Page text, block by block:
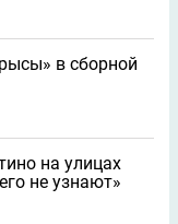
в сборной
на улицах
не узнают»